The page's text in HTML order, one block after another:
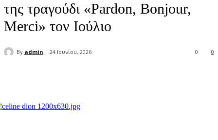
της τραγούδι «Pardon, Bonjour,
Merci» τον Ιούλιο
By admin 24 Ιουνίου, 2026 0
0